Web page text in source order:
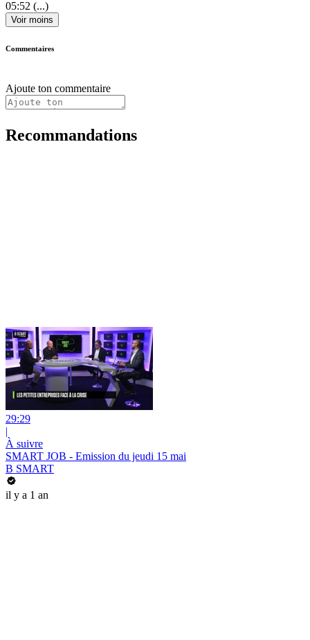
05:52 (...)
Voir moins
Commentaires
Ajoute ton commentaire
Recommandations
29:29
|
À suivre
SMART JOB - Emission du jeudi 15 mai
B SMART
il y a 1 an